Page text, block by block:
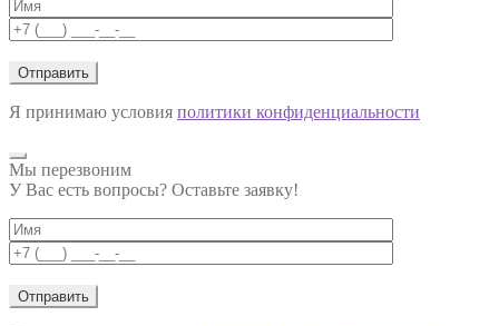
Я принимаю условия политики конфиденциальности
Мы перезвоним
У Вас есть вопросы? Оставьте заявку!